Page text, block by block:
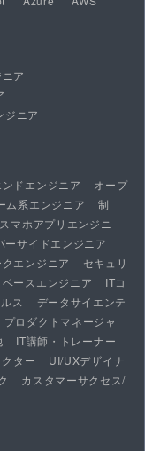
ア
ジニア
ドエンジニア
オープ
ム系エンジニア
制
スマホアプリエンジニ
ーサイドエンジニア
エンジニア
セキュリ
ースエンジニア
ITコ
ス
データサイエンテ
プロダクトマネージャ
IT講師・トレーナー
ター
UI/UXデザイナ
カスタマーサクセス/